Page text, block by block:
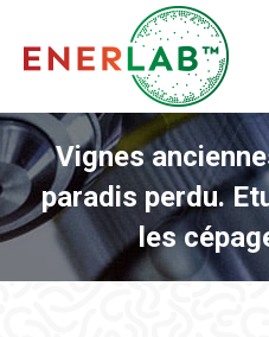
Vignes
paradis perdu.
les